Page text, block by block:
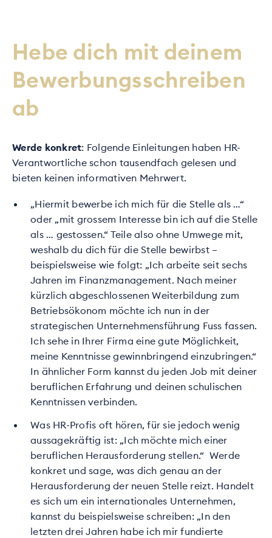
Hebe dich mit deinem
Bewerbungsschreiben
ab
Werde konkret: Folgende Einleitungen haben HR-
Verantwortliche schon tausendfach gelesen und
bieten keinen informativen Mehrwert.
„Hiermit bewerbe ich mich für die Stelle als …“
oder „mit grossem Interesse bin ich auf die Stelle
als … gestossen.“ Teile also ohne Umwege mit,
weshalb du dich für die Stelle bewirbst –
beispielsweise wie folgt: „Ich arbeite seit sechs
Jahren im Finanzmanagement. Nach meiner
kürzlich abgeschlossenen Weiterbildung zum
Betriebsökonom möchte ich nun in der
strategischen Unternehmensführung Fuss fassen.
Ich sehe in Ihrer Firma eine gute Möglichkeit,
meine Kenntnisse gewinnbringend einzubringen.“
In ähnlicher Form kannst du jeden Job mit deiner
beruflichen Erfahrung und deinen schulischen
Kenntnissen verbinden.
Was HR-Profis oft hören, für sie jedoch wenig
aussagekräftig ist: „Ich möchte mich einer
beruflichen Herausforderung stellen.“ Werde
konkret und sage, was dich genau an der
Herausforderung der neuen Stelle reizt. Handelt
es sich um ein internationales Unternehmen,
kannst du beispielsweise schreiben: „In den
letzten drei Jahren habe ich mir fundierte